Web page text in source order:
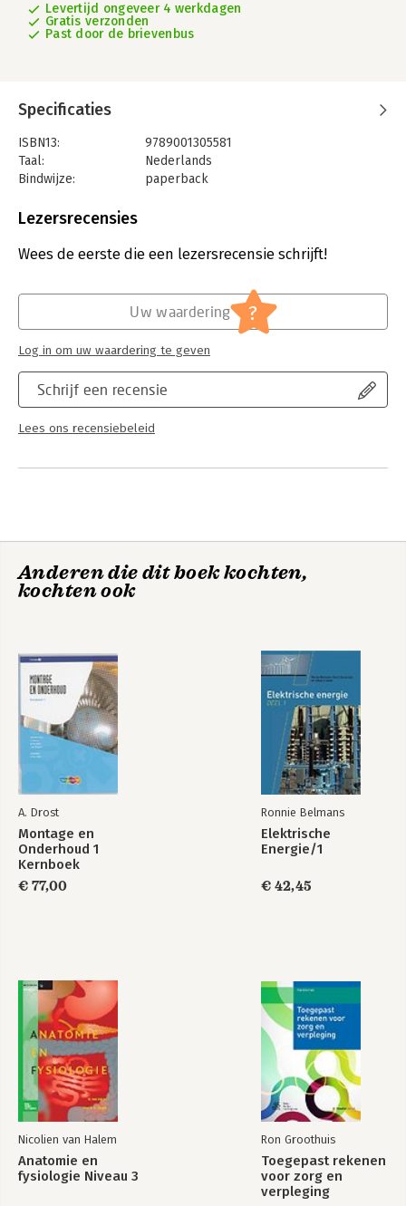
Levertijd ongeveer 4 werkdagen
Gratis verzonden
Past door de brievenbus
Specificaties
ISBN13:
9789001305581
Taal:
Nederlands
Bindwijze:
paperback
Uitgever:
Verschijningsdatum:
8-5-2019
Strategisch management
Lezersrecensies
Wees de eerste die een lezersrecensie schrijft!
Schrijf een recensie
Lees ons recensiebeleid
Uw waardering ?
Log in om uw waardering te geven
Anderen die dit boek kochten,
kochten ook
A. Drost
Montage en
Onderhoud 1
Kernboek
€ 77,00
Ronnie Belmans
Elektrische
Energie/1
€ 42,45
Nicolien van Halem
Anatomie en
fysiologie Niveau 3
Ron Groothuis
Toegepast rekenen
voor zorg en
verpleging